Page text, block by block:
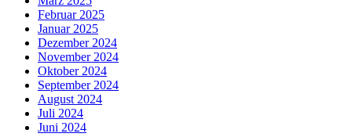
Februar 2025
Januar 2025
Dezember 2024
November 2024
Oktober 2024
September 2024
August 2024
Juli 2024
Juni 2024